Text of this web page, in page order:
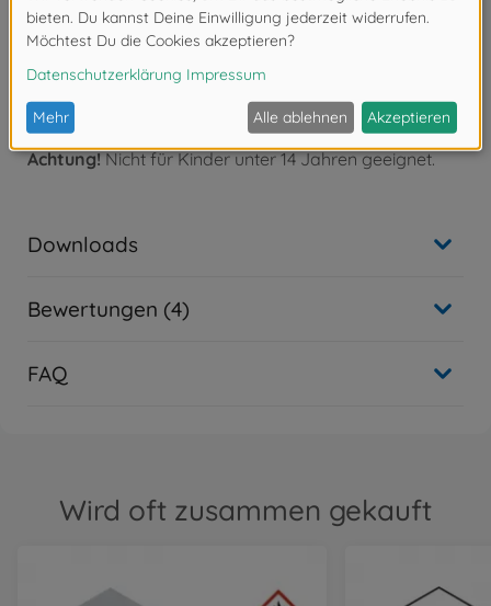
Bei der Farbe PS-58 Perleffekt klar handelt es sich um
einen transparenten Effekt, dieser kann mit jeder PS-
XX Farbe Ihrer Wahl hinterlegt werden, außer PS-55
Klarlack matt.
Achtung!Nicht für Kinder unter 14 Jahren geeignet.
Downloads
Bewertungen (4)
FAQ
Wird oft zusammen gekauft